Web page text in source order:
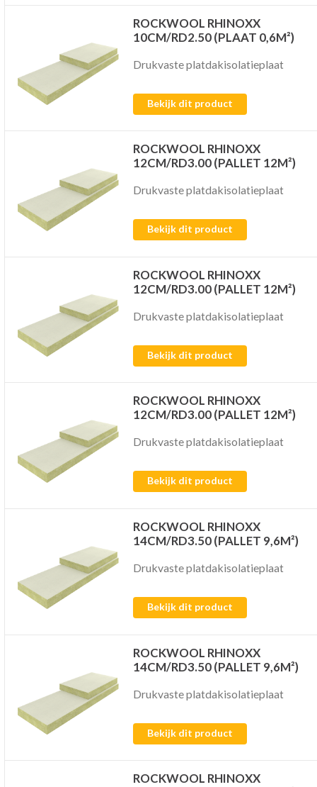
ROCKWOOL RHINOXX
10CM/RD2.50 (PLAAT 0,6M²)
Drukvaste platdakisolatieplaat
Bekijk dit product
ROCKWOOL RHINOXX
12CM/RD3.00 (PALLET 12M²)
Drukvaste platdakisolatieplaat
Bekijk dit product
ROCKWOOL RHINOXX
12CM/RD3.00 (PALLET 12M²)
Drukvaste platdakisolatieplaat
Bekijk dit product
ROCKWOOL RHINOXX
12CM/RD3.00 (PALLET 12M²)
Drukvaste platdakisolatieplaat
Bekijk dit product
ROCKWOOL RHINOXX
14CM/RD3.50 (PALLET 9,6M²)
Drukvaste platdakisolatieplaat
Bekijk dit product
ROCKWOOL RHINOXX
14CM/RD3.50 (PALLET 9,6M²)
Drukvaste platdakisolatieplaat
Bekijk dit product
ROCKWOOL RHINOXX